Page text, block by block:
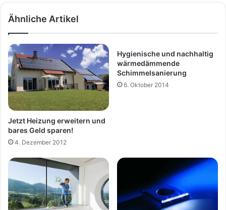
Ähnliche Artikel
Jetzt Heizung erweitern und
bares Geld sparen!
4. Dezember 2012
Hygienische und nachhaltig
wärmedämmende
Schimmelsanierung
6. Oktober 2014